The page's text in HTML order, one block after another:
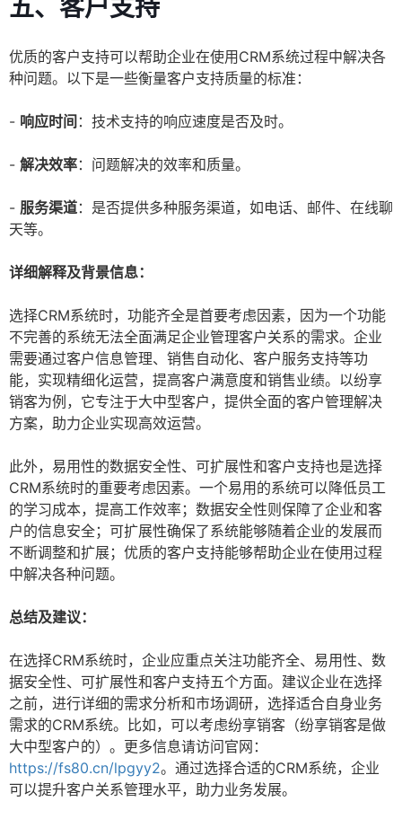
五、客户支持
优质的客户支持可以帮助企业在使用CRM系统过程中解决各
种问题。以下是一些衡量客户支持质量的标准：
- 响应时间 ：技术支持的响应速度是否及时。
- 解决效率：问题解决的效率和质量。
- 服务渠道：是否提供多种服务渠道，如电话、邮件、在线聊
天等。
详细解释及背景信息：
选择CRM系统时，功能齐全是首要考虑因素，因为一个功能
不完善的系统无法全面满足企业管理客户关系的需求。企业
需要通过客户信息管理、销售自动化、客户服务支持等功
能，实现精细化运营，提高客户满意度和销售业绩。以纷享
销客为例，它专注于大中型客户，提供全面的客户管理解决
方案，助力企业实现高效运营。
此外，易用性的数据安全性、可扩展性和客户支持也是选择
CRM系统时的重要考虑因素。一个易用的系统可以降低员工
的学习成本，提高工作效率；数据安全性则保障了企业和客
户的信息安全；可扩展性确保了系统能够随着企业的发展而
不断调整和扩展；优质的客户支持能够帮助企业在使用过程
中解决各种问题。
总结及建议：
在选择CRM系统时，企业应重点关注功能齐全、易用性、数
据安全性、可扩展性和客户支持五个方面。建议企业在选择
之前，进行详细的需求分析和市场调研，选择适合自身业务
需求的CRM系统。比如，可以考虑纷享销客（纷享销客是做
大中型客户的）。更多信息请访问官网：
https://fs80.cn/lpgyy2。通过选择合适的CRM系统，企业
可以提升客户关系管理水平，助力业务发展。